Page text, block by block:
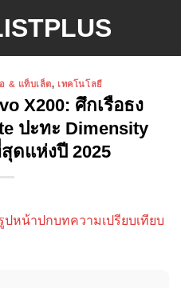
& แท็บเล็ต, เทคโนโลยี
X200: ศึกเรือธง
ปะทะ Dimensity
ดแห่งปี 2025